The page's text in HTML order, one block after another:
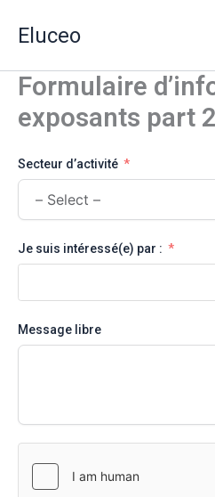
Eluceo
Formulaire
exposants part 2
Secteur d’activité
Je suis intéressé(e) par :
Message libre